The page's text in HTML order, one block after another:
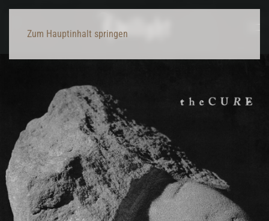
Zum Hauptinhalt springen